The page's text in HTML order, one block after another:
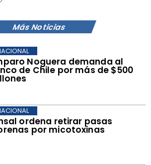
Más Noticias
Noguera demanda al
de Chile por más de $500
ordena retirar pasas
por micotoxinas